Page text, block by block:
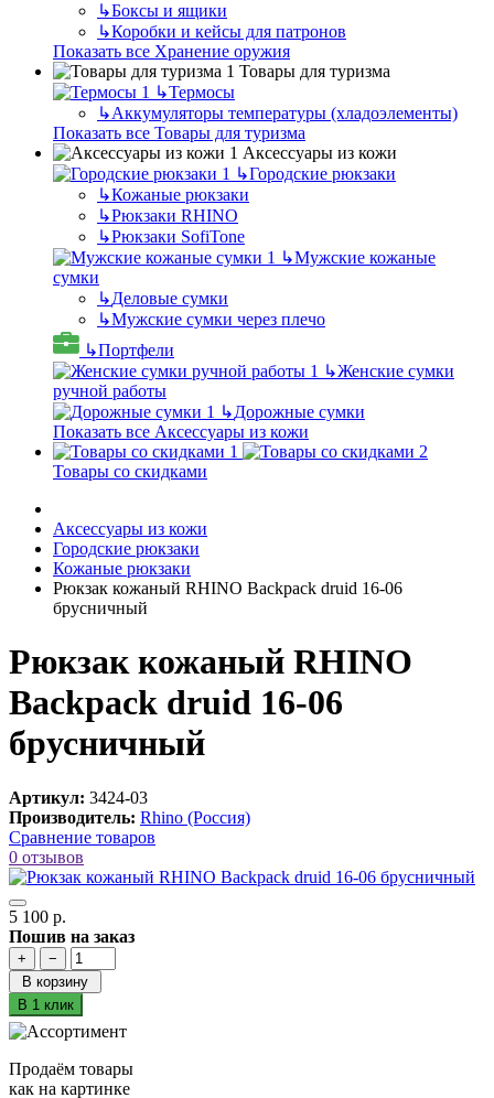
↳Боксы и ящики
↳Коробки и кейсы для патронов
Показать все Хранение оружия
Товары для туризма
↳Термосы
↳Аккумуляторы температуры (хладоэлементы)
Показать все Товары для туризма
Аксессуары из кожи
↳Городские рюкзаки
↳Кожаные рюкзаки
↳Рюкзаки RHINO
↳Рюкзаки SofiTone
↳Мужские кожаные
сумки
↳Деловые сумки
↳Мужские сумки через плечо
↳Портфели
↳Женские сумки
ручной работы
↳Дорожные сумки
Показать все Аксессуары из кожи
Товары со скидками
Аксессуары из кожи
Городские рюкзаки
Кожаные рюкзаки
Рюкзак кожаный RHINO Backpack druid 16-06
брусничный
Рюкзак кожаный RHINO
Backpack druid 16-06
брусничный
Артикул: 3424-03
Производитель: Rhino (Россия)
Сравнение товаров
0 отзывов
5 100 р.
Пошив на заказ
+
−
В корзину
В 1 клик
Продаём товары
как на картинке